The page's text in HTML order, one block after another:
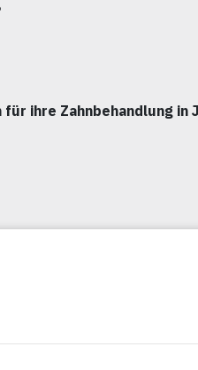
ihre Zahnbehandlung in